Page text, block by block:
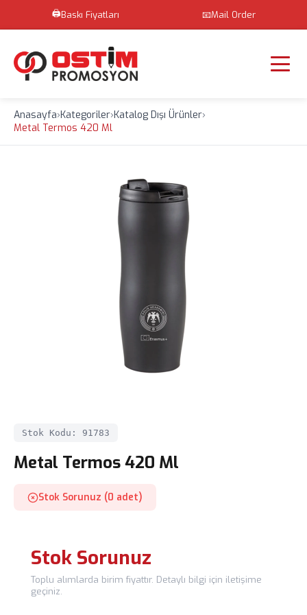
🖨️Baskı Fiyatları 📧Mail Order
Anasayfa›Kategoriler›Katalog Dışı Ürünler›
Metal Termos 420 Ml
Stok Kodu: 91783
Metal Termos 420 Ml
Stok Sorunuz (0 adet)
Stok Sorunuz
Toplu alımlarda birim fiyattır. Detaylı bilgi için iletişime
geçiniz.